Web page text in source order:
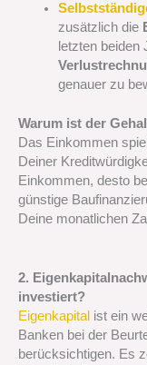
zusätzlich die
letzten beiden
genauer zu
Warum ist der
Das Einkommen
Deiner
Einkommen, desto
günstige
Deine monatlichen
2.
investiert?
Eigenkapital ist ein
Banken bei der
berücksichtigen. Es